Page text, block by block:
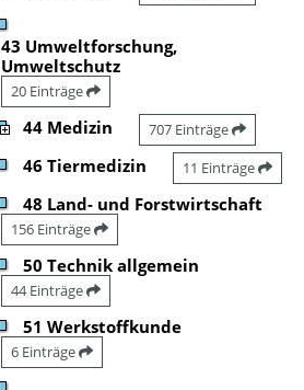
43 Umweltforschung,
Umweltschutz
20 Einträge
44 Medizin 707 Einträge
46 Tiermedizin 11 Einträge
48 Land- und Forstwirtschaft
156 Einträge
50 Technik allgemein
44 Einträge
51 Werkstoffkunde
6 Einträge